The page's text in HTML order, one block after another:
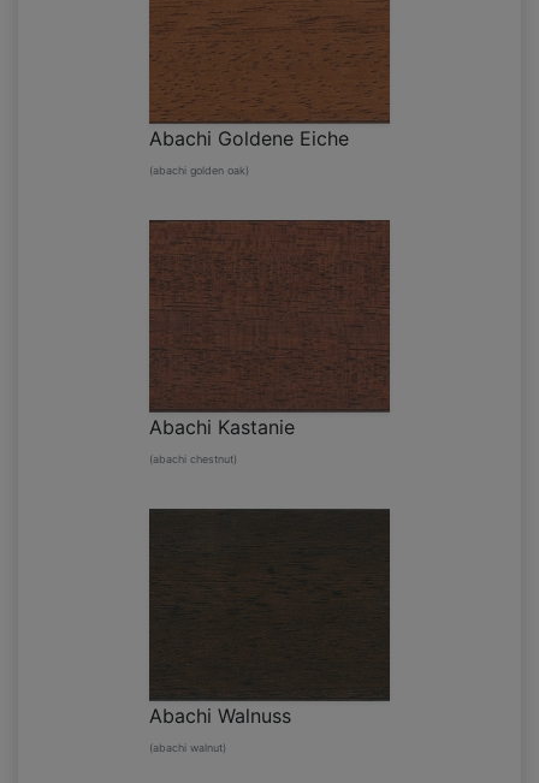
Abachi Goldene Eiche
(abachi golden oak)
Abachi Kastanie
(abachi chestnut)
Abachi Walnuss
(abachi walnut)